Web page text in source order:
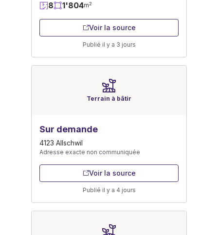
8 1'804m2
Voir la source
Publié il y a 3 jours
Terrain à bâtir
Sur demande
4123 Allschwil
Adresse exacte non communiquée
Voir la source
Publié il y a 4 jours